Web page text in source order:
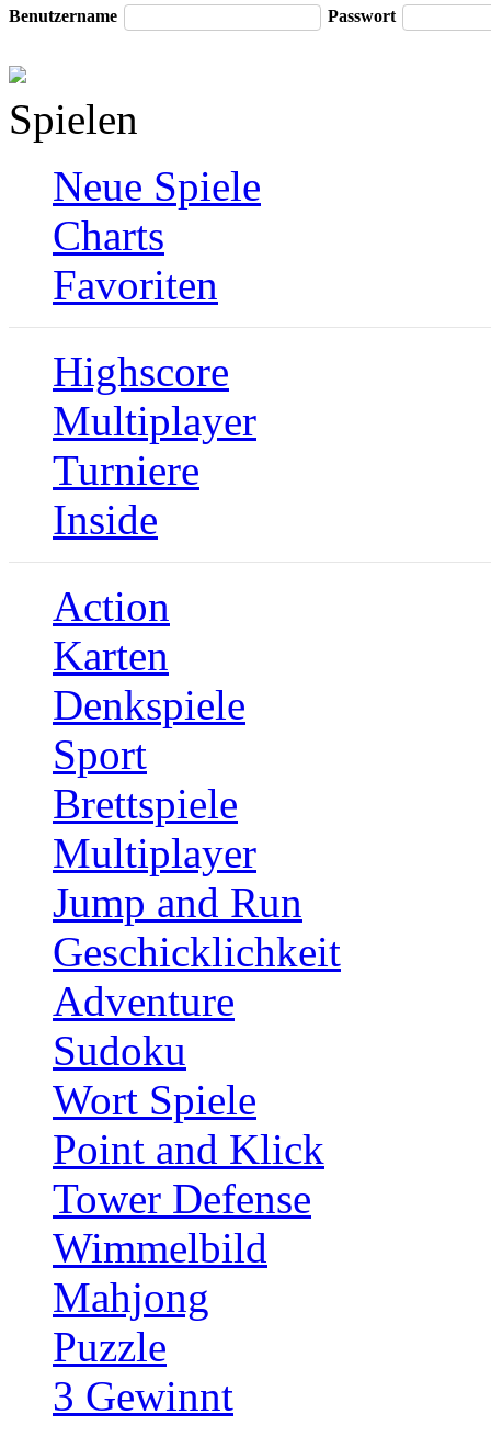
Benutzername Passwort
Spielen
Neue Spiele
Charts
Favoriten
Highscore
Multiplayer
Turniere
Inside
Action
Karten
Denkspiele
Sport
Brettspiele
Multiplayer
Jump and Run
Geschicklichkeit
Adventure
Sudoku
Wort Spiele
Point and Klick
Tower Defense
Wimmelbild
Mahjong
Puzzle
3 Gewinnt